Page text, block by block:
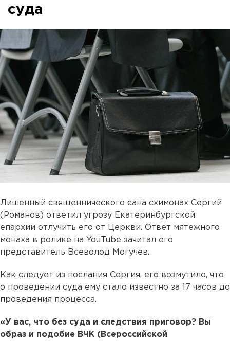
суда
Лишенный священнического сана схимонах Сергий
(Романов) ответил угрозу Екатеринбургской
епархии отлучить его от Церкви. Ответ мятежного
монаха в ролике на YouTube зачитал его
представитель Всеволод Могучев.
Как следует из послания Сергия, его возмутило, что
о проведении суда ему стало известно за 17 часов до
проведения процесса.
«У вас, что без суда и следствия приговор? Вы
образ и подобие ВЧК (Всероссийской